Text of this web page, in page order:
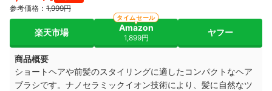
参考価格： 1,999円
楽天市場 Amazon
1,899円
タイムセール
ヤフー
商品概要
ショートヘアや前髪のスタイリングに適したコンパクトなヘア
ブラシです。ナノセラミックイオン技術により、髪に自然なツ